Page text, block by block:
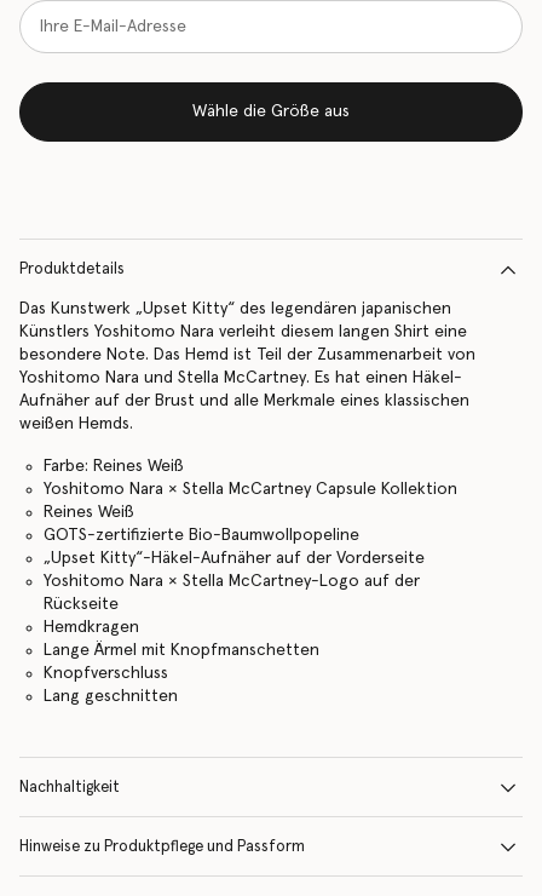
Wähle die Größe aus
Produktdetails
Das Kunstwerk „Upset Kitty“ des legendären japanischen
Künstlers Yoshitomo Nara verleiht diesem langen Shirt eine
besondere Note. Das Hemd ist Teil der Zusammenarbeit von
Yoshitomo Nara und Stella McCartney. Es hat einen Häkel-
Aufnäher auf der Brust und alle Merkmale eines klassischen
weißen Hemds.
Farbe: Reines Weiß
Yoshitomo Nara × Stella McCartney Capsule Kollektion
Reines Weiß
GOTS-zertifizierte Bio-Baumwollpopeline
„Upset Kitty“-Häkel-Aufnäher auf der Vorderseite
Yoshitomo Nara × Stella McCartney-Logo auf der
Rückseite
Hemdkragen
Lange Ärmel mit Knopfmanschetten
Knopfverschluss
Lang geschnitten
Nachhaltigkeit
Hinweise zu Produktpflege und Passform